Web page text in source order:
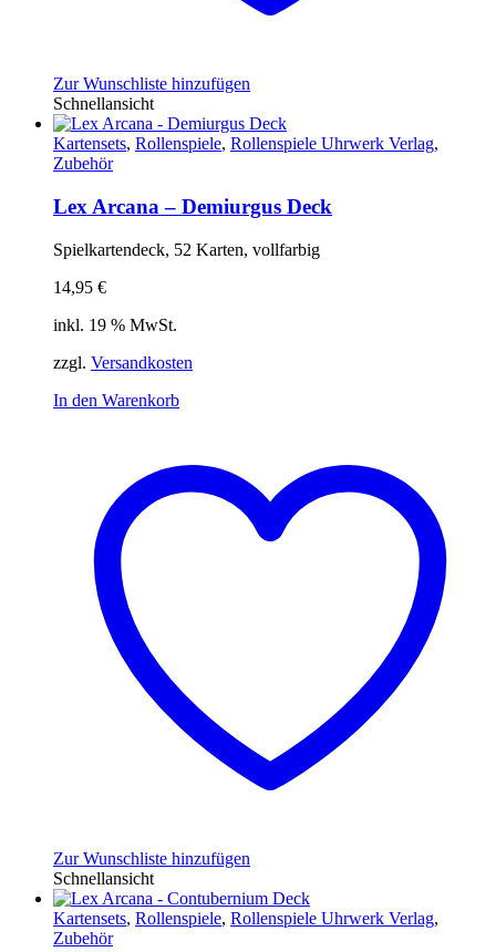
Zur Wunschliste hinzufügen
Schnellansicht
Kartensets, Rollenspiele, Rollenspiele Uhrwerk Verlag,
Zubehör
Lex Arcana – Demiurgus Deck
Spielkartendeck, 52 Karten, vollfarbig
14,95 €
inkl. 19 % MwSt.
zzgl. Versandkosten
In den Warenkorb
Zur Wunschliste hinzufügen
Schnellansicht
Kartensets, Rollenspiele, Rollenspiele Uhrwerk Verlag,
Zubehör